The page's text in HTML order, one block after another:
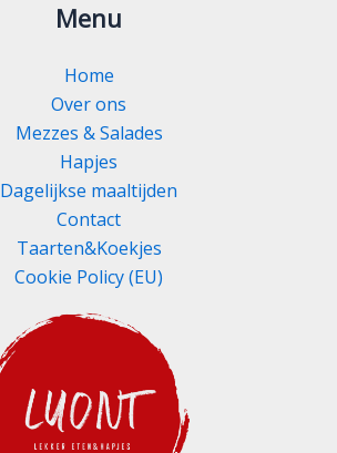
Menu
Home
Over ons
Mezzes & Salades
Hapjes
Dagelijkse maaltijden
Contact
Taarten&Koekjes
Cookie Policy (EU)